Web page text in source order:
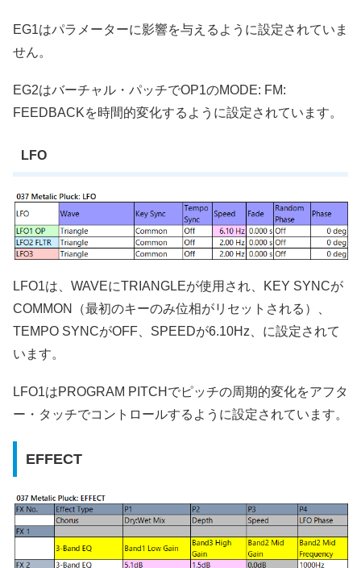
EG1はパラメーターに影響を与えるように設定されていま
せん。
EG2はバーチャル・パッチでOP1のMODE: FM:
FEEDBACKを時間的変化するように設定されています。
LFO
LFO1は、WAVEにTRIANGLEが使用され、KEY SYNCが
COMMON（最初のキーのみ位相がリセットされる）、
TEMPO SYNCがOFF、SPEEDが6.10Hz、に設定されて
います。
LFO1はPROGRAM PITCHでピッチの周期的変化をアフタ
ー・タッチでコントロールするように設定されています。
EFFECT